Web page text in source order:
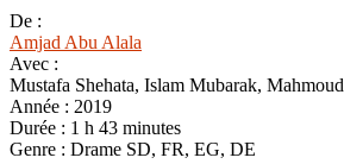
De :
Amjad Abu Alala
Avec :
Mustafa Shehata, Islam Mubarak,
Année : 2019
Durée : 1 h 43 minutes
Genre : Drame SD, FR, EG, DE